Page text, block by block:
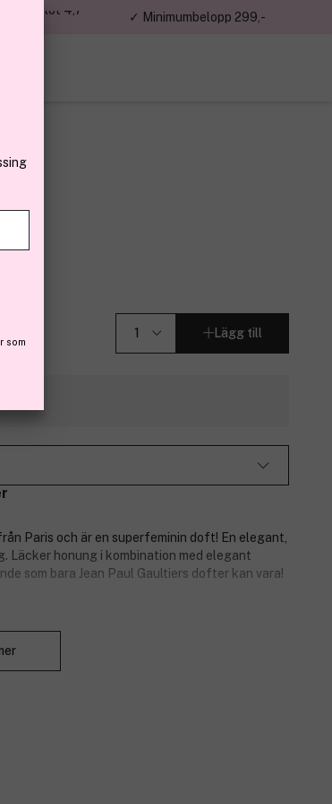
Trustpilot 4,7
✓ Minimumbelopp 299,-
Lägg till
Paris och är en superfeminin doft! En elegant,
Läcker honung i kombination med elegant
som bara Jean Paul Gaultiers dofter kan vara!
som